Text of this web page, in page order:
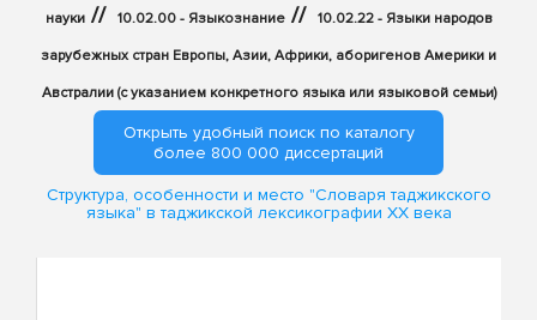
науки // 10.02.00 - Языкознание // 10.02.22 - Языки народов
зарубежных стран Европы, Азии, Африки, аборигенов Америки и
Австралии (с указанием конкретного языка или языковой семьи)
Открыть удобный поиск по каталогу
более 800 000 диссертаций
Структура, особенности и место "Словаря таджикского
языка" в таджикской лексикографии XX века